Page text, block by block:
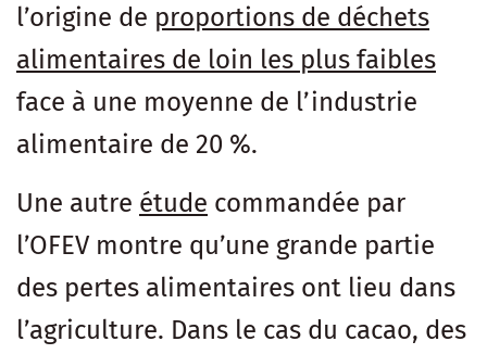
l’origine de proportions de déchets
alimentaires de loin les plus faibles
face à une moyenne de l’industrie
alimentaire de 20 %.
Une autre étude commandée par
l’OFEV montre qu’une grande partie
des pertes alimentaires ont lieu dans
l’agriculture. Dans le cas du cacao, des